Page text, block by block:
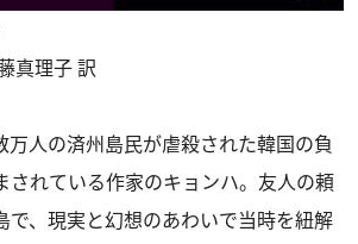
真理子 訳
万人の済州島民が虐殺された韓国の負
されている作家のキョンハ。友人の頼
で、現実と幻想のあわいで当時を紐解